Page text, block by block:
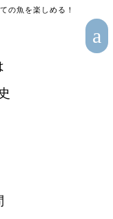
の魚を楽しめる！
a